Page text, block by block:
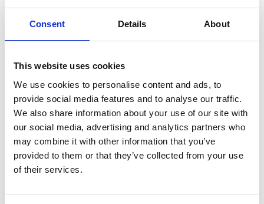
Consent Details About
This website uses cookies
We use cookies to personalise content and ads, to
provide social media features and to analyse our traffic.
We also share information about your use of our site with
our social media, advertising and analytics partners who
may combine it with other information that you’ve
provided to them or that they’ve collected from your use
of their services.
medewerker mode gedaan. Tijdens die opleiding is naar voren
gekomen dat mode haar passie is en dat kleding maken echt een
vinden met een stabiel inkomen. Kleding maken (voor haarzelf en
haar dochtertje) is en blijft haar hobby en dat wil ze heel graag
blijven doen. Ze heeft alleen geen naaimachine meer en ook geen
financiële middelen om er een te kopen. We gunnen het haar enorm
dat ze haar hobby kan blijven uitoefenen.
Helpen?
Ben je of ken je een organisatie of persoon, die S. hieraan kan
zorgenvreters@combinatiejeugzorg.nl.